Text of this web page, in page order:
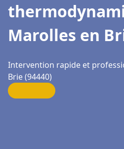
Marolles en
Intervention rapide et
Brie (94440)